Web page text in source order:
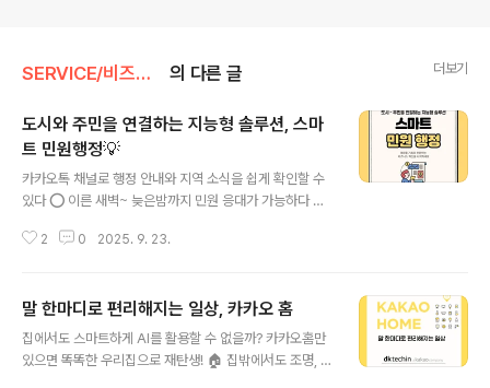
SERVICE/비즈니스 솔루션 의 다른 글 더보기
도시와 주민을 연결하는 지능형 솔루션, 스마
트 민원행정💡
카카오톡 채널로 행정 안내와 지역 소식을 쉽게 확인할 수
있다 ⭕ 이른 새벽~ 늦은밤까지 민원 응대가 가능하다 ⭕
다 ⭕ 🏢디케이테크인의 스마트 민원행정 서비스를 알고
📋What is 스마트 민원행정?🏘️주민 대상 민원 행정 서비
스를 카카오톡을 통해 통합 관리할 수 있는 시스템입니다.
💡민원 문의 접수 및 답변, 💡서비스 예약, 💡결제 등 다양
2 0 2025. 9. 23.
말 한마디로 편리해지는 일상, 카카오 홈
집에서도 스마트하게 AI를 활용할 수 없을까? 카카오홈만
있으면 똑똑한 우리집으로 재탄생! 🏠 집밖에서도 조명, 전